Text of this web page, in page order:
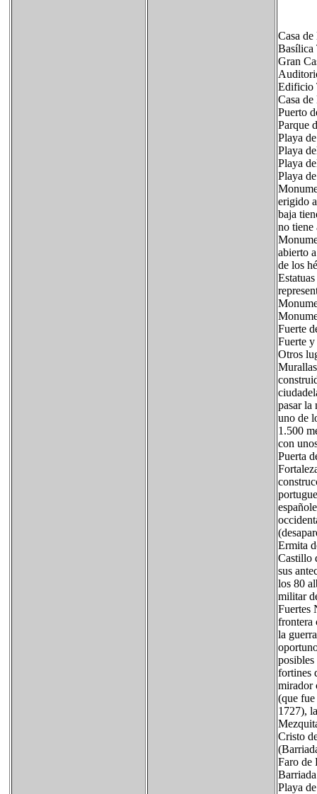
Casa
Basílica
Gran
Edificio
Casa
Puerto
Parque
Playa
Playa
Playa
Playa
erigido
baja
no tiene
abierto
de los
Fuerte
Fuerte
Otros
pasar la
uno de
1.500
con
Puerta
Ermita
Castillo
sus
los 80
militar
Fuertes
frontera
la
posibles
fortines
mirador
(que
1727),
Cristo
Faro de
Playa